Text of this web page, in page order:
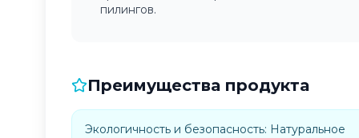
пилингов.
Преимущества продукта
Экологичность и безопасность: Натуральное